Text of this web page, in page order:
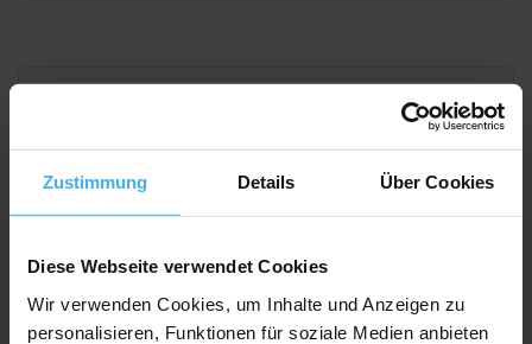
Zustimmung Details Über Cookies
Diese Webseite verwendet Cookies
Wir verwenden Cookies, um Inhalte und Anzeigen zu
personalisieren, Funktionen für soziale Medien anbieten